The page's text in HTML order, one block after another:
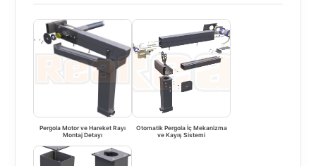
Pergola Motor ve Hareket Rayı
Montaj Detayı
Otomatik Pergola İç Mekanizma
ve Kayış Sistemi